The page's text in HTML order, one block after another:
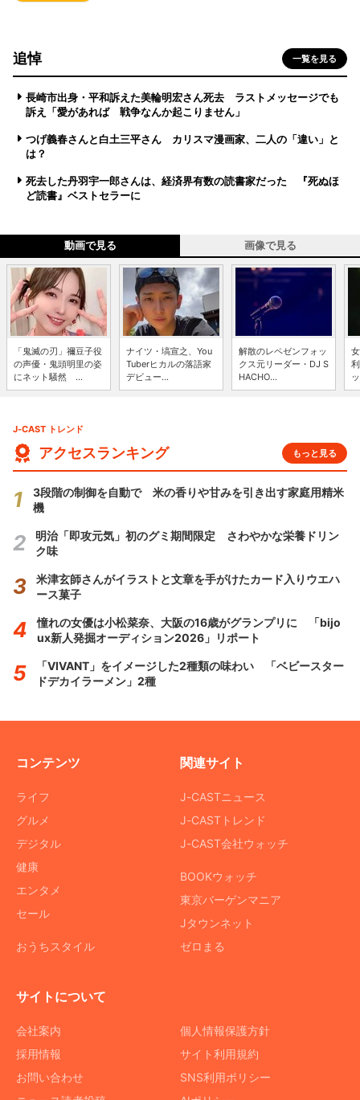
追悼 一覧を見る
長崎市出身・平和訴えた美輪明宏さん死去 ラストメッセージでも
訴え「愛があれば 戦争なんか起こりません」
つげ義春さんと白土三平さん カリスマ漫画家、二人の「違い」と
は？
死去した丹羽宇一郎さんは、経済界有数の読書家だった 『死ぬほ
ど読書』ベストセラーに
動画で見る 画像で見る
「鬼滅の刃」禰豆子役
の声優・鬼頭明里の姿
にネット騒然 ...
ナイツ・塙宣之、You
Tuberヒカルの落語家
デビュー...
解散のレペゼンフォッ
クス元リーダー・DJ S
HACHO...
J-CAST トレンド
アクセスランキング もっと見る
3段階の制御を自動で 米の香りや甘みを引き出す家庭用精米
機
明治「即攻元気」初のグミ期間限定 さわやかな栄養ドリン
ク味
米津玄師さんがイラストと文章を手がけたカード入りウエハ
ース菓子
憧れの女優は小松菜奈、大阪の16歳がグランプリに 「bijo
ux新人発掘オーディション2026」リポート
「VIVANT」をイメージした2種類の味わい 「ベビースター
ドデカイラーメン」2種
コンテンツ
ライフ
グルメ
デジタル
健康
エンタメ
セール
おうちスタイル
関連サイト
J-CASTニュース
J-CASTトレンド
J-CAST会社ウォッチ
BOOKウォッチ
東京バーゲンマニア
Jタウンネット
ゼロまる
サイトについて
会社案内
採用情報
お問い合わせ
個人情報保護方針
サイト利用規約
SNS利用ポリシー